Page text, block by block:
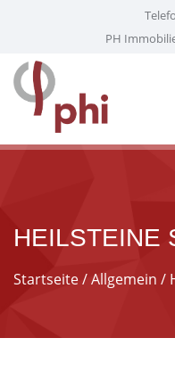
PH
HEILSTEINE
Startseite/Allgemein /